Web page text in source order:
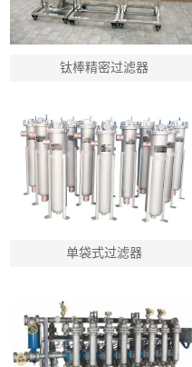
钛棒精密过滤器
单袋式过滤器